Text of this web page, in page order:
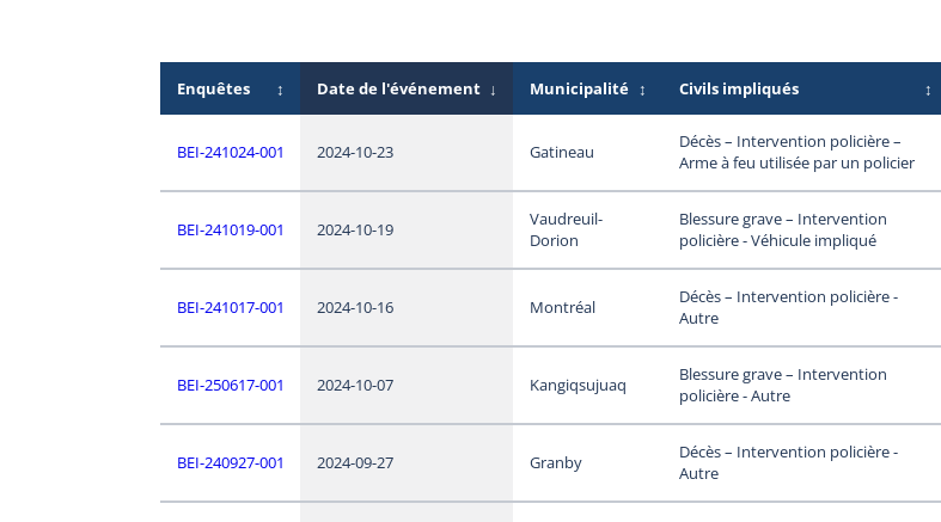
Enquêtes ↕ Date de l'événement ↓ Municipalité ↕ Civils impliqués ↕
BEI-241024-001 2024-10-23 Gatineau
Décès – Intervention policière –
Arme à feu utilisée par un policier
BEI-241019-001 2024-10-19
Vaudreuil-
Dorion
Blessure grave – Intervention
policière - Véhicule impliqué
BEI-241017-001 2024-10-16 Montréal
Décès – Intervention policière -
Autre
BEI-250617-001 2024-10-07 Kangiqsujuaq
Blessure grave – Intervention
policière - Autre
BEI-240927-001 2024-09-27 Granby
Décès – Intervention policière -
Autre